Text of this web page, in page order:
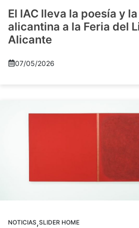
El IAC lleva la poesía y
alicantina a la Feria del
Alicante
07/05/2026
NOTICIAS,SLIDER HOME